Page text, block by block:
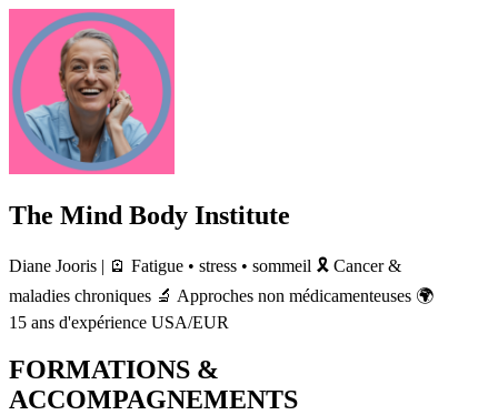
The Mind Body Institute
Diane Jooris | 🪫 Fatigue • stress • sommeil 🎗️ Cancer &
maladies chroniques 🔬 Approches non médicamenteuses 🌍
15 ans d'expérience USA/EUR
FORMATIONS &
ACCOMPAGNEMENTS